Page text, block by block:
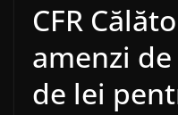
CFR
amenzi
de lei